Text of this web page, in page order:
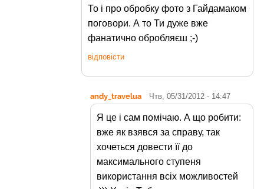
То і про обробку фото з Гайдамаком
поговори. А то Ти дуже вже
фанатично обробляєш ;-)
відповісти
andy_travelua Чтв, 05/31/2012 - 14:47
Я це і сам помічаю. А що робити:
вже як взявся за справу, так
хочеться довести її до
максимального ступеня
використання всіх можливостей